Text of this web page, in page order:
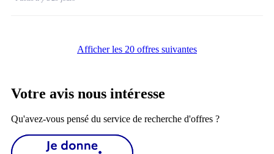
Afficher les 20 offres suivantes
Votre avis nous intéresse
Qu'avez-vous pensé du service de recherche d'offres ?